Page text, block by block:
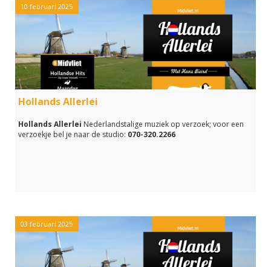
10 februari 2025
Hollands Allerlei
Hollands Allerlei Nederlandstalige muziek op verzoek; voor een
verzoekje bel je naar de studio: 070-320.2266
03 februari 2025